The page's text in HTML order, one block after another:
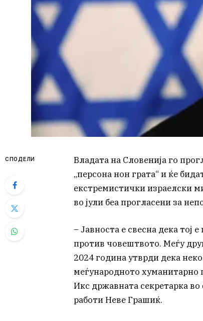
СПОДЕЛИ
Владата на Словенија го
„персона нон грата“ и ќе
екстремистички израелски
во јули беа прогласени за
– Јавноста е свесна дека тој
против човештвото. Меѓу
2024 година утврди дека
меѓународното хуманитарно
Икс државната секретарка
работи Неве Грашиќ.